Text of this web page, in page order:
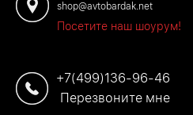
shop@avtobardak.net
Посетите наш шоурум!
+7(499)136-96-46
Перезвоните мне